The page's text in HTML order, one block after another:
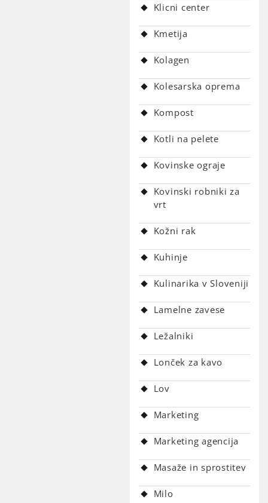
Klicni center
Kmetija
Kolagen
Kolesarska oprema
Kompost
Kotli na pelete
Kovinske ograje
Kovinski robniki za
vrt
Kožni rak
Kuhinje
Kulinarika v Sloveniji
Lamelne zavese
Ležalniki
Lonček za kavo
Lov
Marketing
Marketing agencija
Masaže in sprostitev
Milo